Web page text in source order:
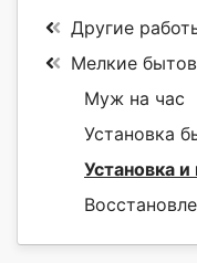
Другие
Мелкие
Муж на час
Установка
Установка